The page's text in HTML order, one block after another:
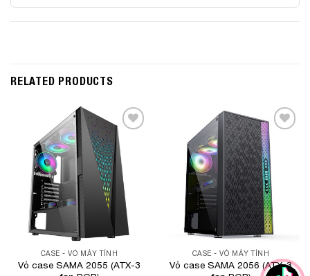
RELATED PRODUCTS
Add to
Wishlist
CASE - VỎ MÁY TÍNH
Vỏ case SAMA 2055 (ATX-3
Add to
Wishlist
CASE - VỎ MÁY TÍNH
Vỏ case SAMA 2056 (ATX-3